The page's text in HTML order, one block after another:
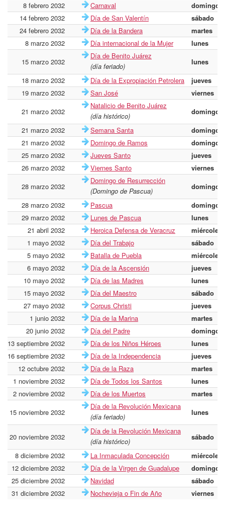
8 febrero 2032
Carnaval
domingo
14 febrero 2032
Día de San Valentín
sábado
24 febrero 2032
Día de la Bandera
martes
8 marzo 2032
Día internacional de la Mujer
lunes
15 marzo 2032
Día de Benito Juárez
(día feriado)
lunes
18 marzo 2032
Día de la Expropiación Petrolera
jueves
19 marzo 2032
San José
viernes
21 marzo 2032
Natalicio de Benito Juárez
(día histórico)
domingo
21 marzo 2032
Semana Santa
domingo
21 marzo 2032
Domingo de Ramos
domingo
25 marzo 2032
Jueves Santo
jueves
26 marzo 2032
Viernes Santo
viernes
28 marzo 2032
Domingo de Resurrección
(Domingo de Pascua)
domingo
28 marzo 2032
Pascua
domingo
29 marzo 2032
Lunes de Pascua
lunes
21 abril 2032
Heroica Defensa de Veracruz
miércoles
1 mayo 2032
Día del Trabajo
sábado
5 mayo 2032
Batalla de Puebla
miércoles
6 mayo 2032
Día de la Ascensión
jueves
10 mayo 2032
Día de las Madres
lunes
15 mayo 2032
Día del Maestro
sábado
27 mayo 2032
Corpus Christi
jueves
1 junio 2032
Día de la Marina
martes
20 junio 2032
Día del Padre
domingo
13 septiembre 2032
Día de los Niños Héroes
lunes
16 septiembre 2032
Día de la Independencia
jueves
12 octubre 2032
Día de la Raza
martes
1 noviembre 2032
Día de Todos los Santos
lunes
2 noviembre 2032
Día de los Muertos
martes
15 noviembre 2032
Día de la Revolución Mexicana
(día feriado)
lunes
20 noviembre 2032
Día de la Revolución Mexicana
(día histórico)
sábado
8 diciembre 2032
La Inmaculada Concepción
miércoles
12 diciembre 2032
Día de la Virgen de Guadalupe
domingo
25 diciembre 2032
Navidad
sábado
31 diciembre 2032
Nochevieja o Fin de Año viernes